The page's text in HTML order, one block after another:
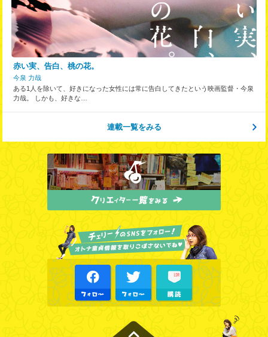
赤い実、告白、桃の花。
今泉 力哉
ある1人を除いて、好きになった女性には常に告白してきたという映画監督・今泉
力哉。 しかも、好きな…
連載一覧をみる